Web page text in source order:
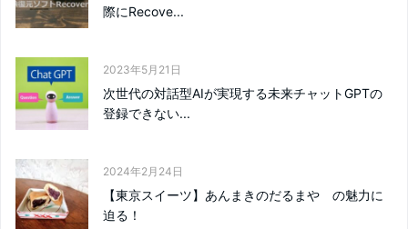
際にRecove...
2023年5月21日
次世代の対話型AIが実現する未来チャットGPTの
登録できない...
2024年2月24日
【東京スイーツ】あんまきのだるまや の魅力に
迫る！